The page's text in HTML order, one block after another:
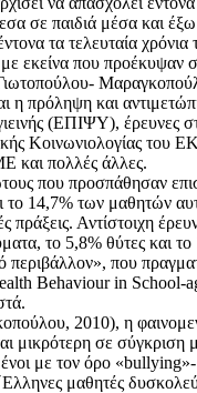
σε παιδιά μέσα
τα τελευταία
εκείνα που
η πρόληψη και
(ΕΠΙΨΥ),
Κοινωνιολογίας του
πολλές άλλες.
που προσπάθησαν
το 14,7% των μαθητών
πράξεις. Αντίστοιχη
το 5,8% θύτες και
που
Behaviour in School-
2010), η
μικρότερη σε
με τον όρο
μαθητές